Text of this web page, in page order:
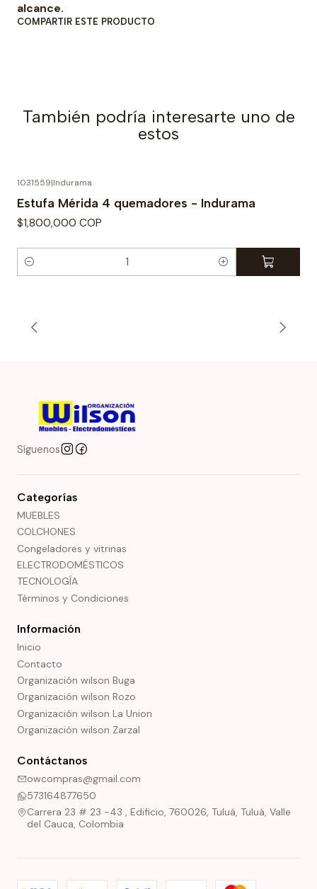
alcance.
COMPARTIR ESTE PRODUCTO
También podría interesarte uno de
estos
1031559|Indurama
Estufa Mérida 4 quemadores - Indurama
$1,800,000 COP
Síguenos
Categorías
MUEBLES
COLCHONES
Congeladores y vitrinas
ELECTRODOMÉSTICOS
TECNOLOGÍA
Términos y Condiciones
Información
Inicio
Contacto
Organización wilson Buga
Organización wilson Rozo
Organización wilson La Union
Organización wilson Zarzal
Contáctanos
owcompras@gmail.com
573164877650
Carrera 23 # 23 -43 , Edificio, 760026, Tuluá, Tuluá, Valle
del Cauca, Colombia